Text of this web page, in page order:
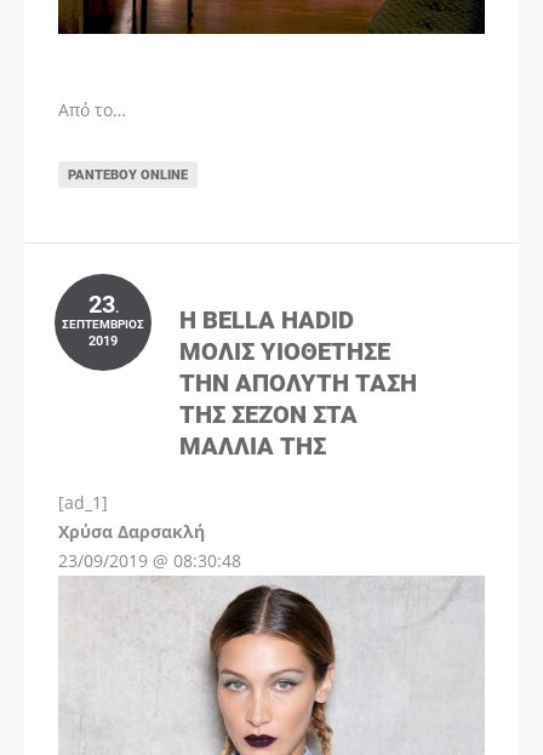
Από το…
ΡΑΝΤΕΒΟΎ ONLINE
23.
ΣΕΠΤΈΜΒΡΙΟΣ
2019
Η BELLA HADID
ΜΌΛΙΣ ΥΙΟΘΈΤΗΣΕ
ΤΗΝ ΑΠΌΛΥΤΗ ΤΆΣΗ
ΤΗΣ ΣΕΖΌΝ ΣΤΑ
ΜΑΛΛΙΆ ΤΗΣ
[ad_1]
Χρύσα Δαρσακλή
23/09/2019 @ 08:30:48